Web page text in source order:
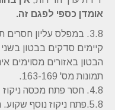
אומדן כספי לפגם זה.
3.8. במפלס עליון
קיימים סדקים בבטון
הבטון באזורים מסוימים
תמונות מס' 163-169.
4.8. חסר פתח מכסה ניקוז בקומה עליונה. תמונה מס' 171.
5.8.פתח ניקוז נוסף שקוע. תמונה מס' 170